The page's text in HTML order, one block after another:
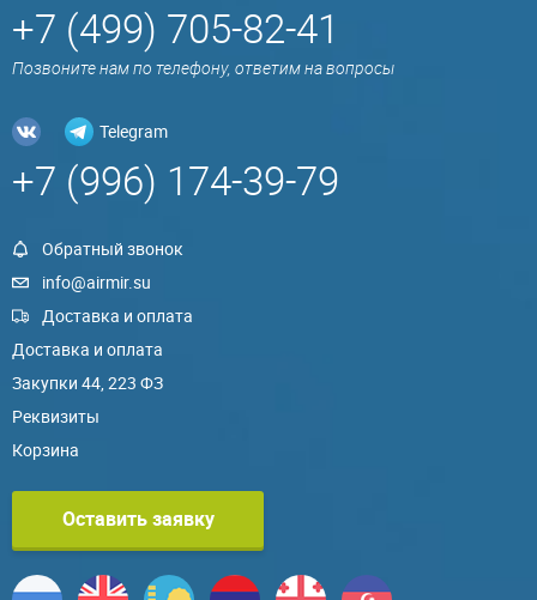
+7 (499) 705-82-41
Позвоните нам по телефону, ответим на вопросы
Telegram
+7 (996) 174-39-79
Обратный звонок
info@airmir.su
Доставка и оплата
Доставка и оплата
Закупки 44, 223 ФЗ
Реквизиты
Корзина
Оставить заявку